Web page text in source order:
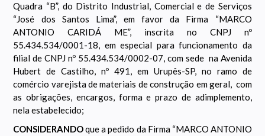
Quadra “B”, do Distrito Industrial, Comercial e de Serviços
“José dos Santos Lima”, em favor da Firma “MARCO
ANTONIO CARIDÁ ME”, inscrita no CNPJ nº
55.434.534/0001-18, em especial para funcionamento da
filial de CNPJ nº 55.434.534/0002-07, com sede na Avenida
Hubert de Castilho, nº 491, em Urupês-SP, no ramo de
comércio varejista de materiais de construção em geral, com
as obrigações, encargos, forma e prazo de adimplemento,
nela estabelecido;
CONSIDERANDOque a pedido da Firma “MARCO ANTONIO